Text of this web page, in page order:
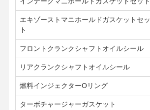
エンジンの連接棒
エンジンシリンダーヘッド
エンジンのピストン・リング
ディーゼル機関のカムシャフト
エキゾーストマニホールドガスケットセッ
ト
フロントクランクシャフトオイルシール
リアクランクシャフトオイルシール
燃料インジェクターOリング
ターボチャージャーガスケット